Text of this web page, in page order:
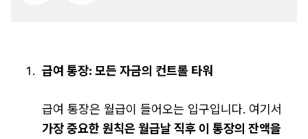
급여 통장: 모든 자금의 컨트롤 타워
급여 통장은 월급이 들어오는 입구입니다. 여기서
가장 중요한 원칙은 월급날 직후 이 통장의 잔액을